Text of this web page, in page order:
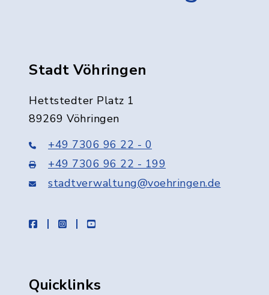
Stadt Vöhringen
Hettstedter Platz 1
89269 Vöhringen
+49 7306 96 22 - 0
+49 7306 96 22 - 199
stadtverwaltung@voehringen.de
facebookinstagramyoutube
Quicklinks